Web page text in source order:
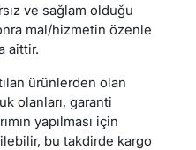
ve sağlam olduğu
mal/hizmetin özenle
aittir.
ürünlerden olan
olanları, garanti
yapılması için
bu takdirde kargo